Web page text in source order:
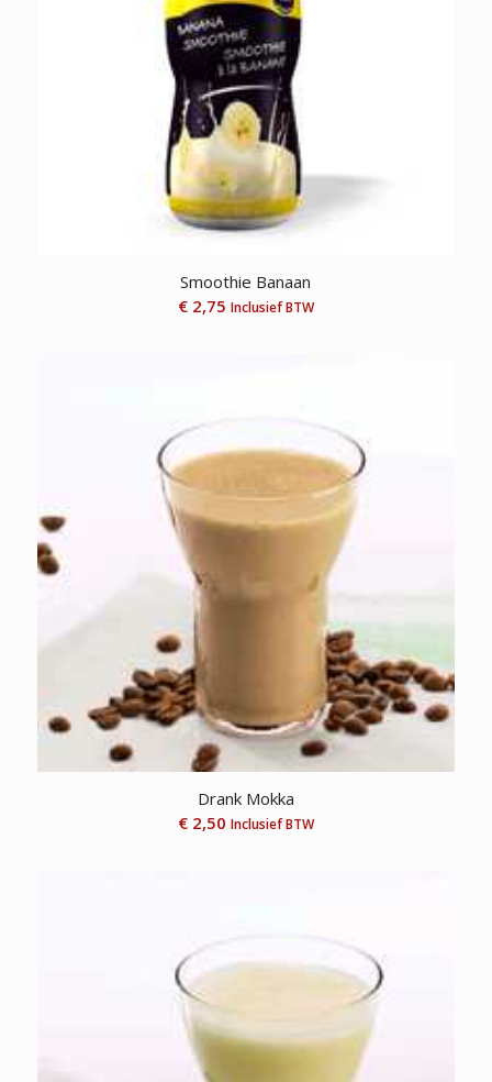
Smoothie Banaan
€2,75 Inclusief BTW
Drank Mokka
€2,50 Inclusief BTW